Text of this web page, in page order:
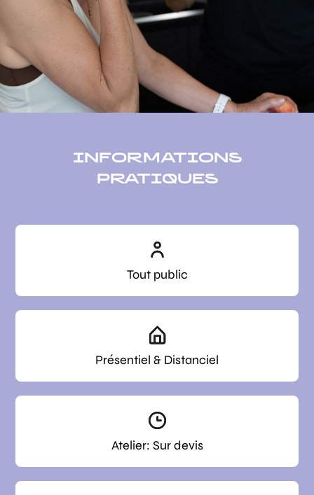
INFORMATIONS
PRATIQUES
Tout public
Présentiel & Distanciel
Atelier: Sur devis